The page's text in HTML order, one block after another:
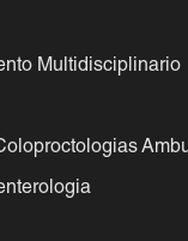
Multidisciplinario